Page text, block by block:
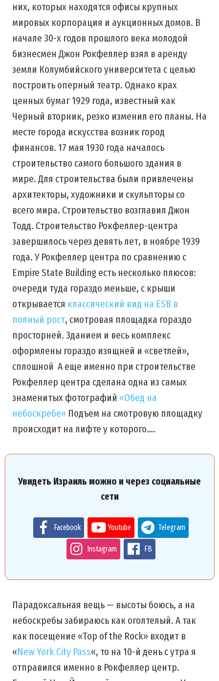
них, которых находятся офисы крупных
мировых корпорация и аукционных домов. В
начале 30-х годов прошлого века молодой
бизнесмен Джон Рокфеллер взял в аренду
земли Колумбийского университета с целью
построить оперный театр. Однако крах
ценных бумаг 1929 года, известный как
Черный вторник, резко изменил его планы. На
месте города искусства возник город
финансов. 17 мая 1930 года началось
строительство самого большого здания в
мире. Для строительства были привлечены
архитекторы, художники и скульпторы со
всего мира. Строительство возглавил Джон
Тодд. Строительство Рокфеллер-центра
завершилось через девять лет, в ноябре 1939
года. У Рокфеллер центра по сравнению с
Empire State Building есть несколько плюсов:
очереди туда гораздо меньше, с крыши
открывается классический вид на ESB в
полный рост, смотровая площадка гораздо
просторней. Зданием и весь комплекс
оформлены гораздо изящней и «светлей»,
сплошной А еще именно при строительстве
Рокфеллер центра сделана одна из самых
знаменитых фотографий «Обед на
небоскребе» Подъем на смотровую площадку
происходит на лифте у которого….
Увидеть Израиль можно и через социальные
сети
Facebook Youtube Telegram
Instagram FB
Парадоксальная вещь — высоты боюсь, а на
небоскребы забираюсь как оголтелый. А так
как посещение «Top of the Rock» входит в
«New York City Pass«, то на 10-й день с утра я
отправился именно в Рокфеллер центр.